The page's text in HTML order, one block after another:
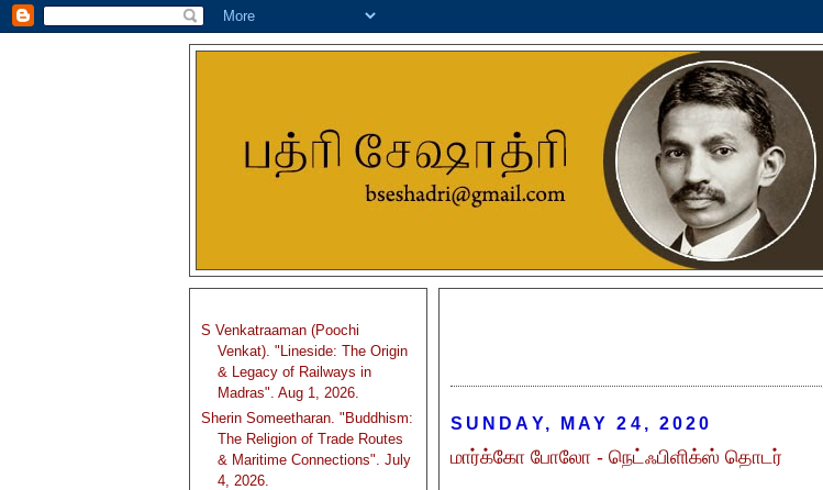
S Venkatraaman (Poochi
Venkat). "Lineside: The Origin
& Legacy of Railways in
Madras". Aug 1, 2026.
Sherin Someetharan. "Buddhism:
The Religion of Trade Routes
& Maritime Connections". July
4, 2026.
SUNDAY, MAY 24, 2020
மார்க்கோ போலோ - நெட்ஃபிளிக்ஸ் தொடர்